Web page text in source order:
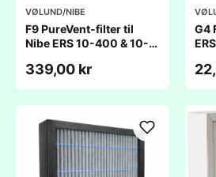
VØLUND/NIBE
F9 PureVent-filter til
Nibe ERS 10-400 & 10-
339,00 kr
G4